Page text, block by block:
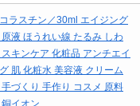
ラスチン／30ml エイジング
液 ほうれい線 たるみ しわ
キンケア 化粧品 アンチエイ
肌 化粧水 美容液 クリーム
づくり 手作り コスメ 原料